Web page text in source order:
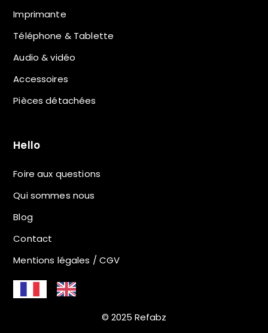
Imprimante
Téléphone & Tablette
Audio & vidéo
Accessoires
Pièces détachées
Hello
Foire aux questions
Qui sommes nous
Blog
Contact
Mentions légales / CGV
© 2025 Refabz